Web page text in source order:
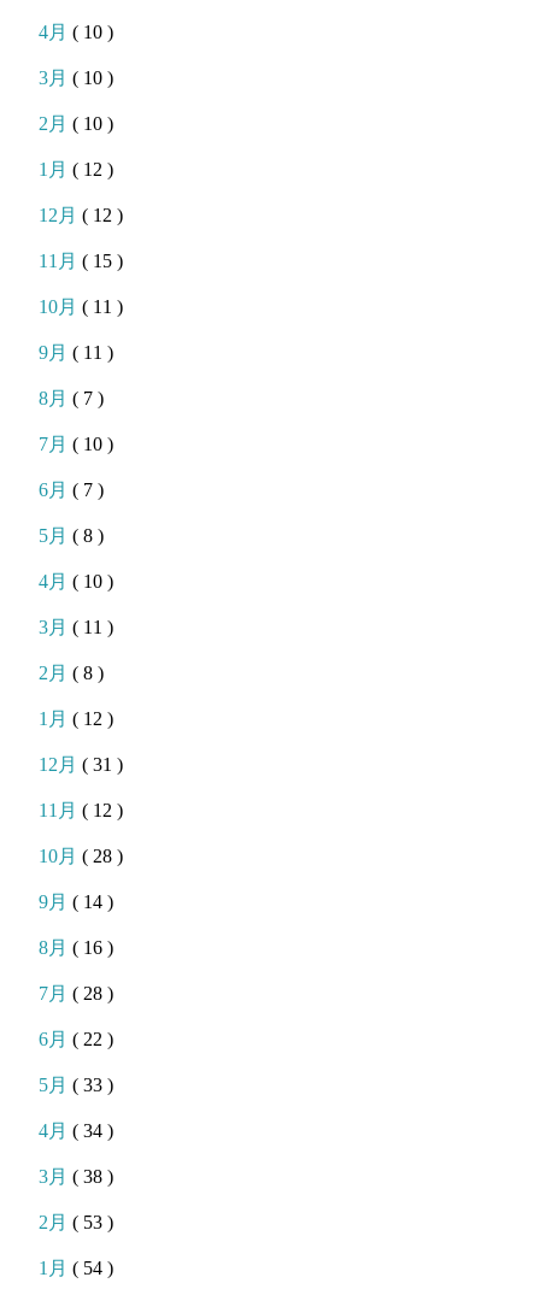
4月( 10 )
3月( 10 )
2月( 10 )
1月( 12 )
12月( 12 )
11月( 15 )
10月( 11 )
9月( 11 )
8月( 7 )
7月( 10 )
6月( 7 )
5月( 8 )
4月( 10 )
3月( 11 )
2月( 8 )
1月( 12 )
12月( 31 )
11月( 12 )
10月( 28 )
9月( 14 )
8月( 16 )
7月( 28 )
6月( 22 )
5月( 33 )
4月( 34 )
3月( 38 )
2月( 53 )
1月( 54 )